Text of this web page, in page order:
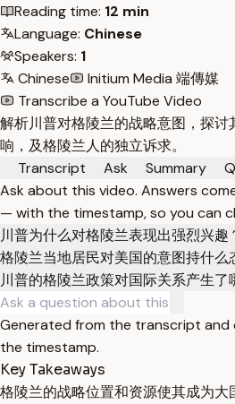
Reading time: 12 min
Language: Chinese
Speakers: 1
Chinese
Initium Media 端傳媒
Transcribe a YouTube Video
解析川普对格陵兰的战略意图，探
响，及格陵兰人的独立诉求。
Transcript
Ask Summary
Ask about this video. Answers
— with the timestamp, so you can
川普为什么对格陵兰表现出强烈兴趣
格陵兰当地居民对美国的意图持什么
川普的格陵兰政策对国际关系产生了
Generated from the transcript
the timestamp.
Key Takeaways
格陵兰的战略位置和资源使其成为大